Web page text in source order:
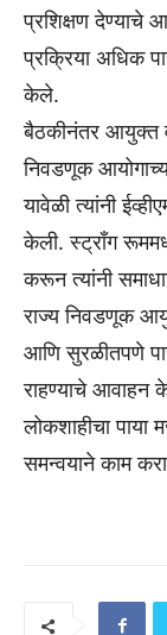
प्रशिक्षण देण्याचे
प्रक्रिया अधिक
केले.
बैठकीनंतर आयुक्त
निवडणूक
यावेळी त्यांनी
केली. स्ट्राँग
करून त्यांनी
राज्य निवडणूक
आणि सुरळीतपणे
राहण्याचे आवाहन
लोकशाहीचा पाया
समन्वयाने काम